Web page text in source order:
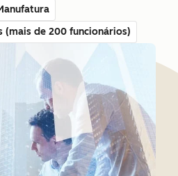
(mais de 200 funcionários)